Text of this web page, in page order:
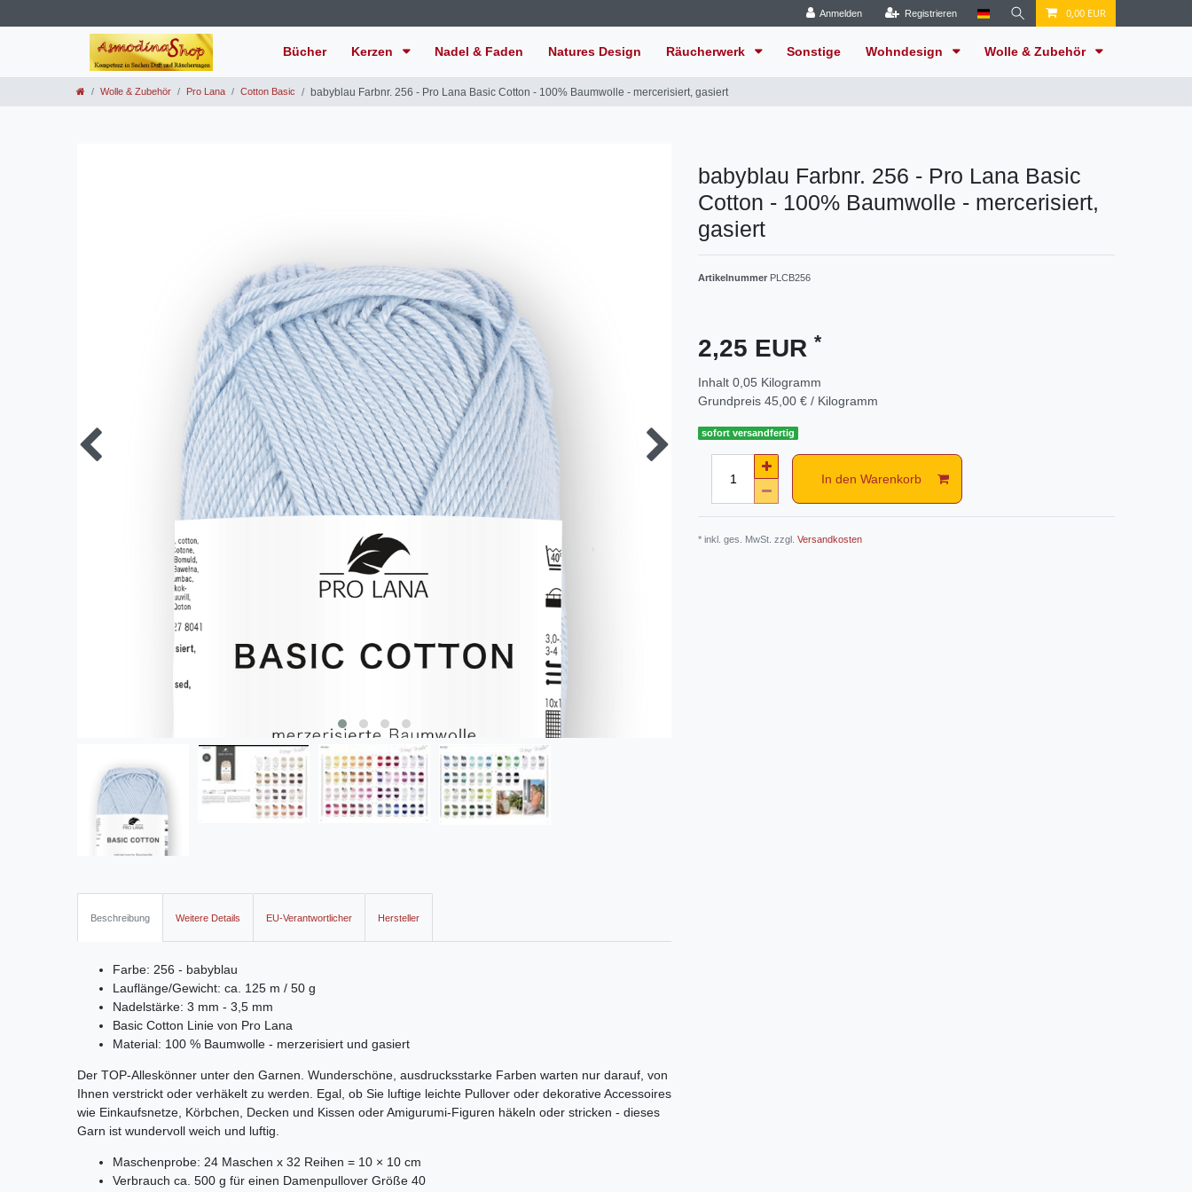
Anmelden Registrieren 0,00 EUR
Bücher Kerzen Nadel & Faden Natures Design Räucherwerk Sonstige Wohndesign Wolle & Zubehör
Wolle & Zubehör Pro Lana Cotton Basic babyblau Farbnr. 256 - Pro Lana Basic Cotton - 100% Baumwolle - mercerisiert, gasiert
babyblau Farbnr. 256 - Pro Lana Basic
Cotton - 100% Baumwolle - mercerisiert,
gasiert
Artikelnummer PLCB256
2,25 EUR *
Inhalt 0,05 Kilogramm
Grundpreis 45,00 € / Kilogramm
sofort versandfertig
In den Warenkorb
* inkl. ges. MwSt. zzgl. Versandkosten
Beschreibung Weitere Details EU-Verantwortlicher Hersteller
Farbe: 256 - babyblau
Lauflänge/Gewicht: ca. 125 m / 50 g
Nadelstärke: 3 mm - 3,5 mm
Basic Cotton Linie von Pro Lana
Material: 100 % Baumwolle - merzerisiert und gasiert
Der TOP-Alleskönner unter den Garnen. Wunderschöne, ausdrucksstarke Farben warten nur darauf, von
Ihnen verstrickt oder verhäkelt zu werden. Egal, ob Sie luftige leichte Pullover oder dekorative Accessoires
wie Einkaufsnetze, Körbchen, Decken und Kissen oder Amigurumi-Figuren häkeln oder stricken - dieses
Garn ist wundervoll weich und luftig.
Maschenprobe: 24 Maschen x 32 Reihen = 10 × 10 cm
Verbrauch ca. 500 g für einen Damenpullover Größe 40